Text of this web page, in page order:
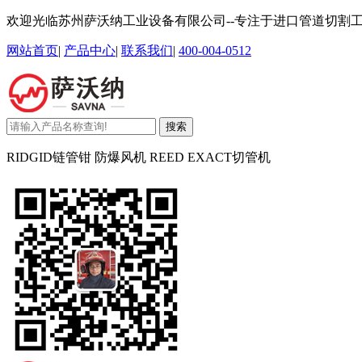
欢迎光临苏州萨沃纳工业设备有限公司--专注于进口管道切割
网站首页| 产品中心| 联系我们| 400-004-0512
搜索
RIDGID链管钳 防爆风机 REED EXACT切管机